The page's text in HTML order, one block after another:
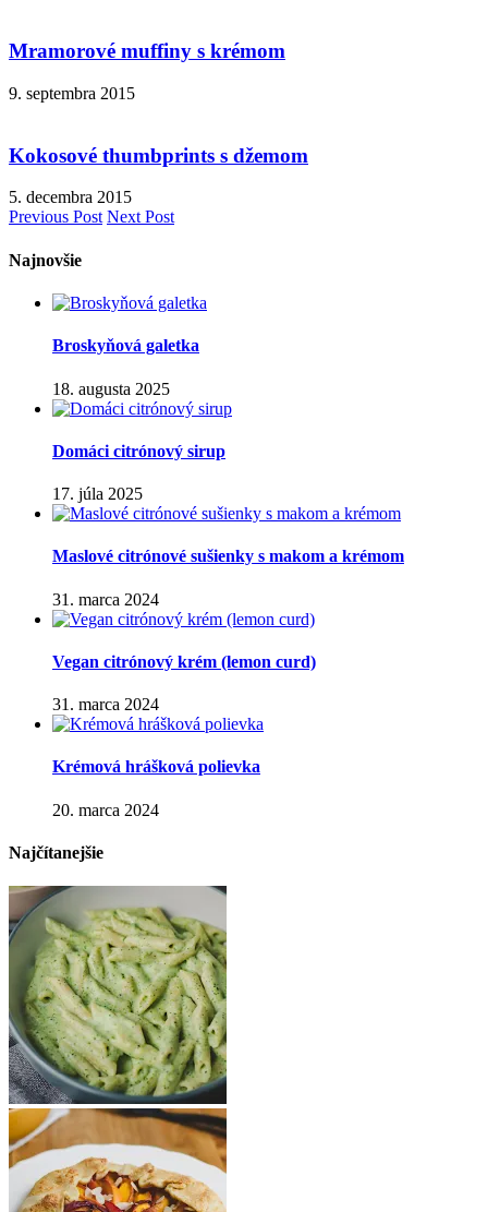
Mramorové muffiny s krémom
9. septembra 2015
Kokosové thumbprints s džemom
5. decembra 2015
Previous Post Next Post
Najnovšie
Broskyňová galetka
18. augusta 2025
Domáci citrónový sirup
17. júla 2025
Maslové citrónové sušienky s makom a krémom
31. marca 2024
Vegan citrónový krém (lemon curd)
31. marca 2024
Krémová hrášková polievka
20. marca 2024
Najčítanejšie